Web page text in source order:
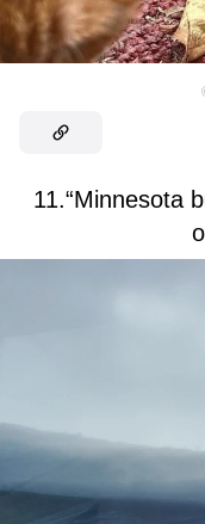
11.“Minnesota